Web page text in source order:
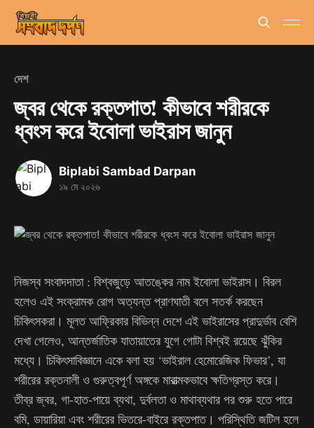
দেশ
জ্বর থেকে রক্তপাত! কীভাবে শরীরকে
ধ্বংস করে ইবোলা ভাইরাস জানুন
Biplabi Sambad Darpan
১৯ মে ২০২৬
নিজস্ব সংবাদদাতা : বিশ্বজুড়ে আতঙ্কের নাম ইবোলা ভাইরাস। বিরল
হলেও এই সংক্রামক রোগ অত্যন্ত প্রাণঘাতী বলে সতর্ক করছেন
চিকিৎসকরা। মূলত আফ্রিকার বিভিন্ন দেশে এই ভাইরাসের প্রাদুর্ভাব বেশি
দেখা গেলেও, আন্তর্জাতিক যাতায়াতের যুগে গোটা বিশ্বই রয়েছে ঝুঁকির
মধ্যে। চিকিৎসাবিজ্ঞানে একে বলা হয় ‘ভাইরাল হেমোরেজিক ফিভার’, যা
শরীরের রক্তনালী ও গুরুত্বপূর্ণ অঙ্গকে মারাত্মকভাবে ক্ষতিগ্রস্ত করে।
তীব্র জ্বর, গা-হাত-পায়ে ব্যথা, দুর্বলতা ও মাথাব্যথার পর শুরু হতে পারে
বমি, ডায়ারিয়া এবং শরীরের ভিতরে-বাইরে রক্তপাত। পরিস্থিতি জটিল হলে